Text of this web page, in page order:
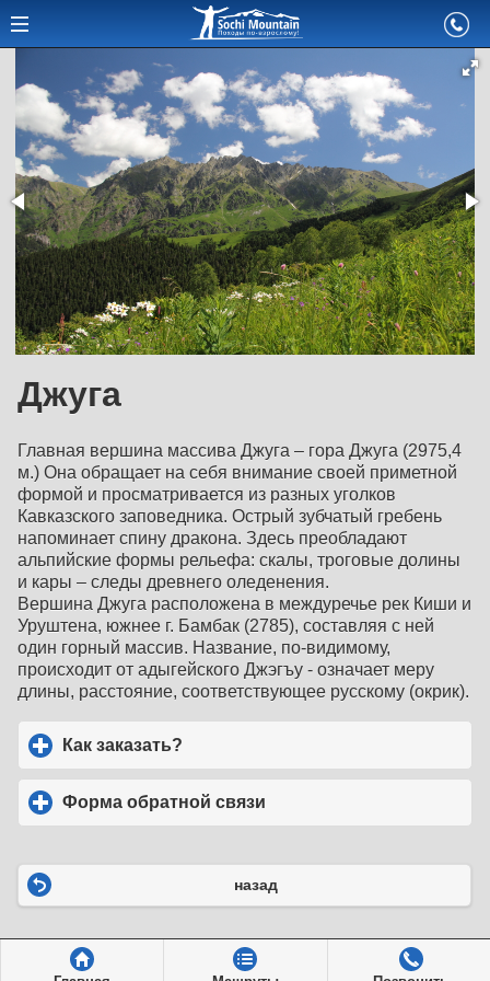
Джуга
Главная вершина массива Джуга – гора Джуга (2975,4
м.) Она обращает на себя внимание своей приметной
формой и просматривается из разных уголков
Кавказского заповедника. Острый зубчатый гребень
напоминает спину дракона. Здесь преобладают
альпийские формы рельефа: скалы, троговые долины
и кары – следы древнего оледенения.
Вершина Джуга расположена в междуречье рек Киши и
Уруштена, южнее г. Бамбак (2785), составляя с ней
один горный массив. Название, по-видимому,
происходит от адыгейского Джэгъу - означает меру
длины, расстояние, соответствующее русскому (окрик).
Как заказать?
Форма обратной связи
назад